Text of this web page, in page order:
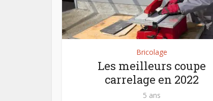
Bricolage
Les meilleurs coupe
carrelage en 2022
5 ans